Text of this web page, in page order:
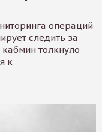
операций
следить за
толкнуло
к